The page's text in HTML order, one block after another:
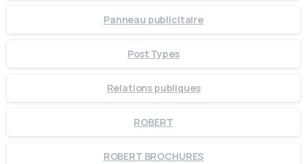
Panneau publicitaire
Post Types
Relations publiques
ROBERT
ROBERT BROCHURES